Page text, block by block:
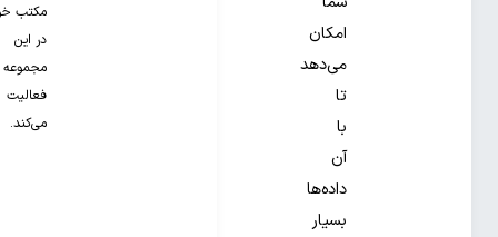
امکان
می‌دهد
تا
با
آن
داده‌ها
بسیار
مکتب
در این
مجموعه
فعالیت
می‌کند.